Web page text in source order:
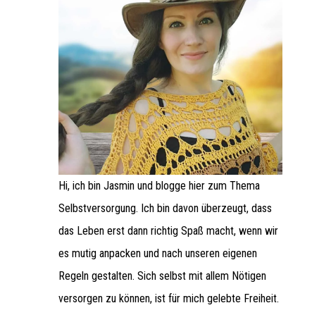
Hi, ich bin Jasmin und blogge hier zum Thema
Selbstversorgung. Ich bin davon überzeugt, dass
das Leben erst dann richtig Spaß macht, wenn wir
es mutig anpacken und nach unseren eigenen
Regeln gestalten. Sich selbst mit allem Nötigen
versorgen zu können, ist für mich gelebte Freiheit.